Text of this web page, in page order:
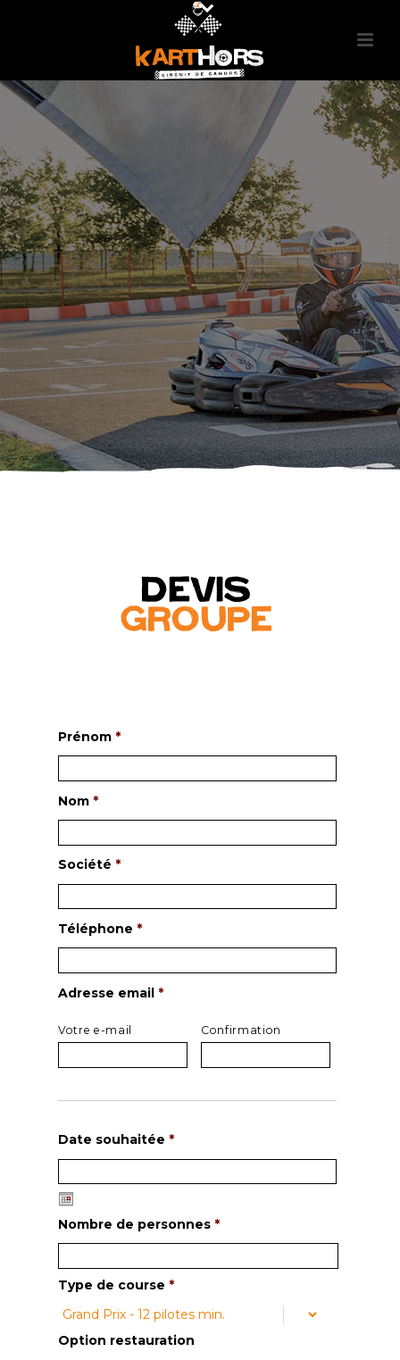
Prénom *
Nom *
Société *
Téléphone *
Adresse email *
Votre e-mail Confirmation
Date souhaitée *
Nombre de personnes *
Type de course *
Option restauration